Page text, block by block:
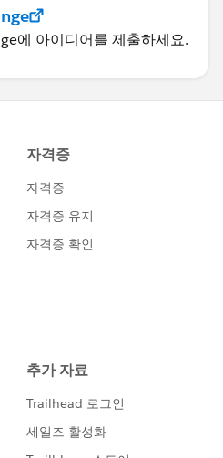
에 아이디어를 제출하세요.